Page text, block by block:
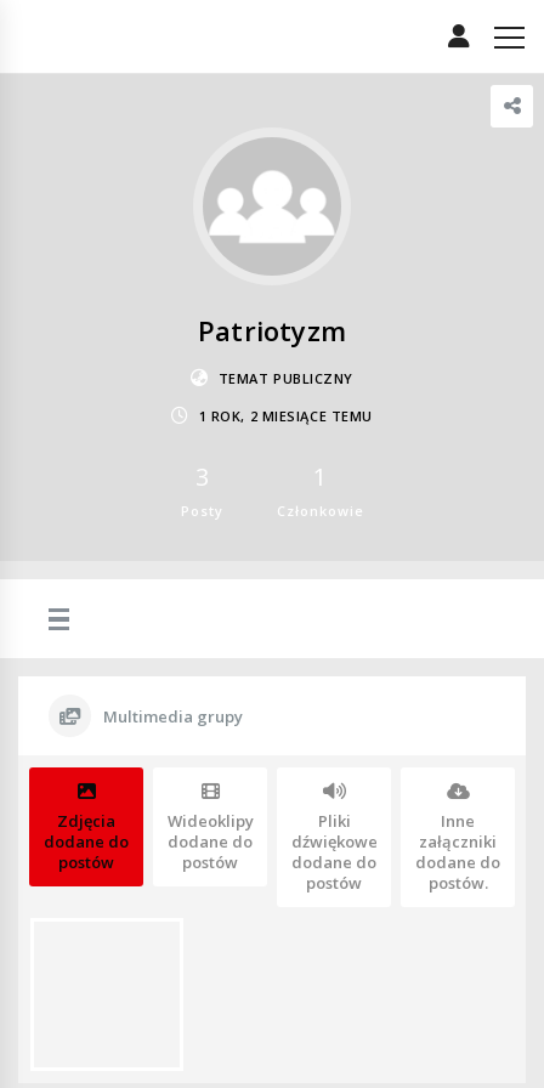
Patriotyzm
TEMAT PUBLICZNY
1 ROK, 2 MIESIĄCE TEMU
3
Posty
1
Członkowie
Multimedia grupy
Zdjęcia
dodane do
postów
Wideoklipy
dodane do
postów
Pliki
dźwiękowe
dodane do
postów
Inne
załączniki
dodane do
postów.